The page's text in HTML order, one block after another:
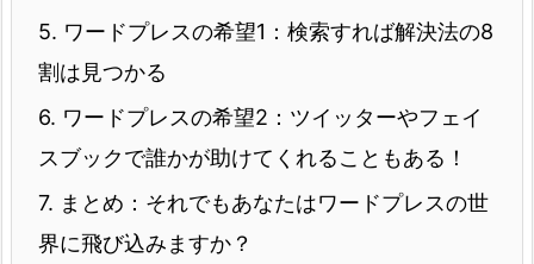
5. ワードプレスの希望1：検索すれば解決法の8
割は見つかる
6. ワードプレスの希望2：ツイッターやフェイ
スブックで誰かが助けてくれることもある！
7. まとめ：それでもあなたはワードプレスの世
界に飛び込みますか？